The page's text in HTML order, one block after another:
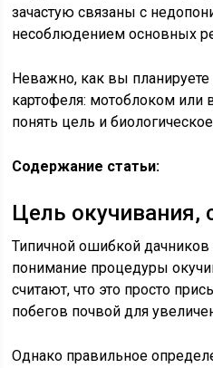
зачастую связаны с
несоблюдением основных
Неважно, как вы
картофеля: мотоблоком или
понять цель и
Содержание статьи:
Цель окучивания,
Типичной ошибкой дачников
понимание процедуры
считают, что это просто
побегов почвой для
Однако правильное